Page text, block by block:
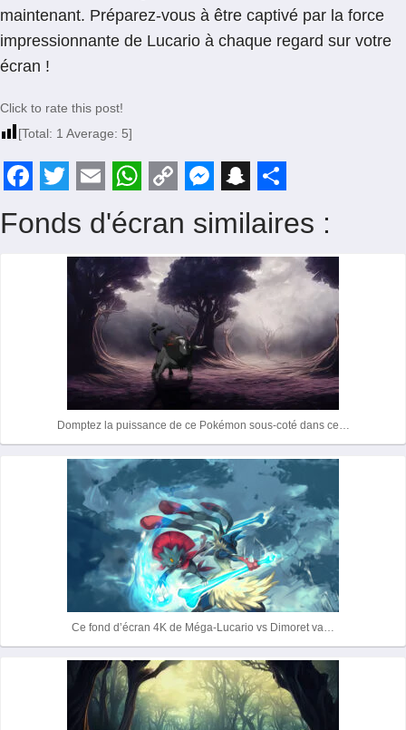
maintenant. Préparez-vous à être captivé par la force
impressionnante de Lucario à chaque regard sur votre
écran !
Click to rate this post!
[Total: 1 Average: 5]
F
a
w m
a
l
W
h
a
t
s
A
p
p
o
p
y
L
i
n
k
e
s
s
e
n
g
e
r
n
a
p
c
h
a
t
S
h
a
r
e
Fonds d'écran similaires :
Domptez la puissance de ce Pokémon sous-coté dans ce…
Ce fond d’écran 4K de Méga-Lucario vs Dimoret va…